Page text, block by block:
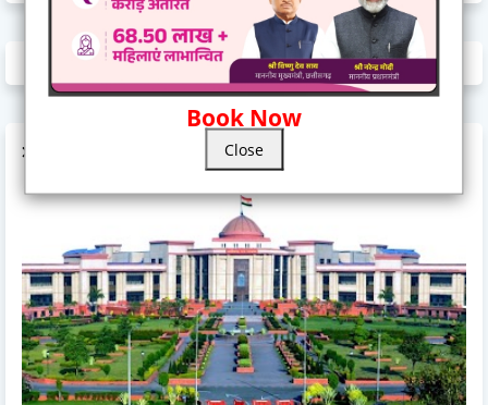
Book Now
Close